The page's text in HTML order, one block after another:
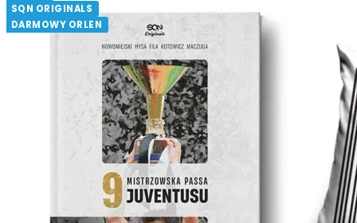
SQN ORIGINALS
DARMOWY ORLEN